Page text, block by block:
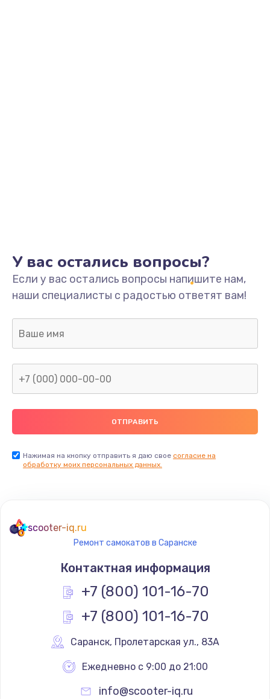
У вас остались вопросы?
Если у вас остались вопросы напишите нам,
наши специалисты с радостью ответят вам!
Нажимая на кнопку отправить я даю свое согласие на
обработку моих персональных данных.
scooter-iq.ru
Ремонт самокатов в Саранске
Контактная информация
+7 (800) 101-16-70
+7 (800) 101-16-70
Саранск, Пролетарская ул., 83А
Ежедневно с 9:00 до 21:00
info@scooter-iq.ru